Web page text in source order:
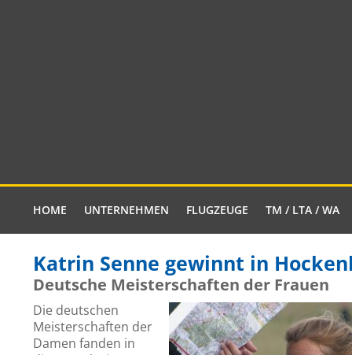
HOME UNTERNEHMEN FLUGZEUGE TM / LTA / WA
Katrin Senne gewinnt in
Deutsche Meisterschaften der Frauen
Die deutschen
Meisterschaften der
Damen fanden in